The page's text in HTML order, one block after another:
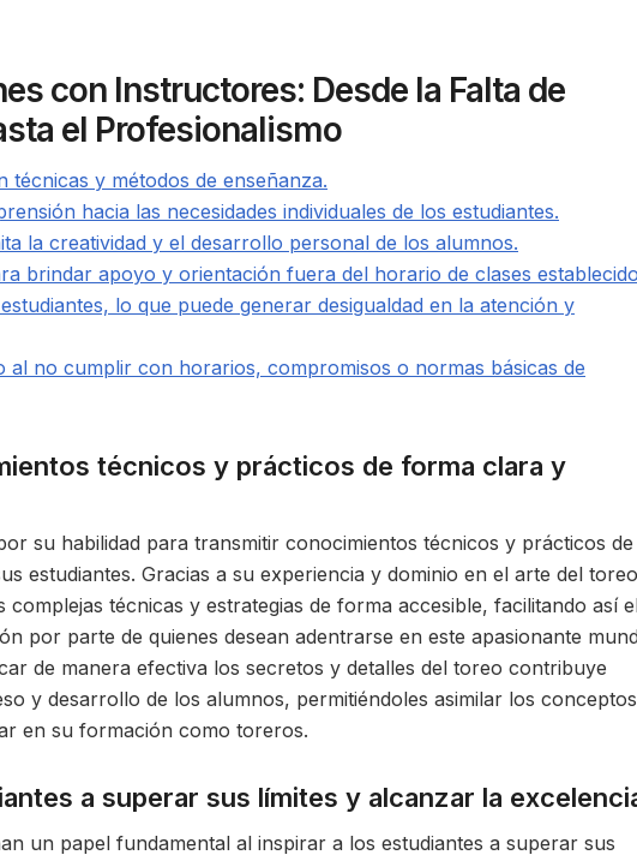
con Instructores: Desde la Falta de
el Profesionalismo
técnicas y métodos de enseñanza.
hacia las necesidades individuales de los estudiantes.
la creatividad y el desarrollo personal de los alumnos.
brindar apoyo y orientación fuera del horario de clases
lo que puede generar desigualdad en la atención y
al no cumplir con horarios, compromisos o normas básicas de
técnicos y prácticos de forma clara y
su habilidad para transmitir conocimientos técnicos y prácticos de
estudiantes. Gracias a su experiencia y dominio en el arte del
complejas técnicas y estrategias de forma accesible, facilitando así
por parte de quienes desean adentrarse en este apasionante
de manera efectiva los secretos y detalles del toreo contribuye
y desarrollo de los alumnos, permitiéndoles asimilar los conceptos
en su formación como toreros.
a superar sus límites y alcanzar la
un papel fundamental al inspirar a los estudiantes a superar sus